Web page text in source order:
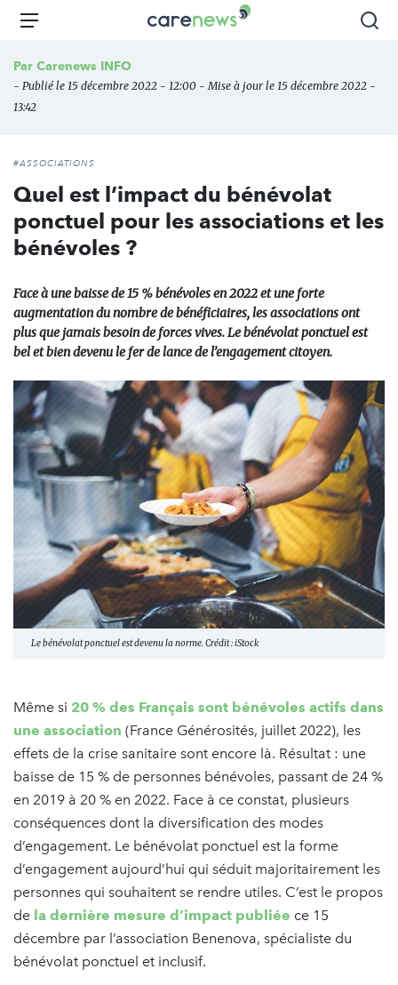
Aller
principal
Carenews,
des
Menu
Par Carenews INFO
- Publié le 15 décembre 2022 - 12:00 - Mise à jour le 15 décembre 2022 -
13:42
#ASSOCIATIONS
Quel est l’impact du bénévolat
ponctuel pour les associations et les
bénévoles ?
Face à une baisse de 15 % bénévoles en 2022 et une forte
augmentation du nombre de bénéficiaires, les associations ont
plus que jamais besoin de forces vives. Le bénévolat ponctuel est
bel et bien devenu le fer de lance de l’engagement citoyen.
Le bénévolat ponctuel est devenu la norme. Crédit : iStock
Même si 20 % des Français sont bénévoles actifs dans
une association (France Générosités, juillet 2022), les
effets de la crise sanitaire sont encore là. Résultat : une
baisse de 15 % de personnes bénévoles, passant de 24 %
en 2019 à 20 % en 2022. Face à ce constat, plusieurs
conséquences dont la diversification des modes
d’engagement. Le bénévolat ponctuel est la forme
d’engagement aujourd’hui qui séduit majoritairement les
personnes qui souhaitent se rendre utiles. C’est le propos
de la dernière mesure d’impact publiée ce 15
décembre par l’association Benenova, spécialiste du
bénévolat ponctuel et inclusif.